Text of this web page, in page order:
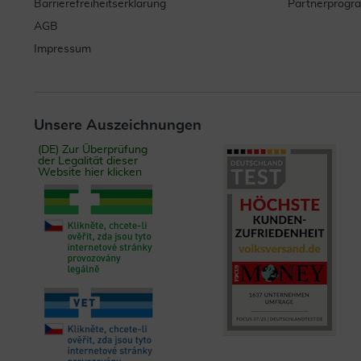
Barrierefreiheitserklärung
AGB
Impressum
Unsere Auszeichnungen
(DE) Zur Überprüfung
der Legalität dieser
Website hier klicken